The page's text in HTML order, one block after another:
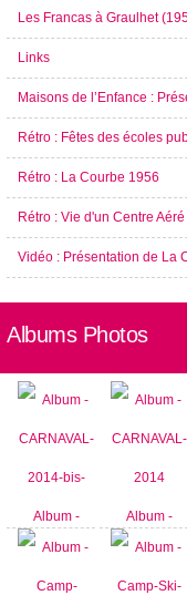
Les Francas à Graulhet
Links
Maisons de l’Enfance :
Rétro : Fêtes des écoles
Rétro : La Courbe 1956
Rétro : Vie d'un Centre
Vidéo : Présentation de La
Albums Photos
Album -
CARNAVAL-
2014-bis-
Album -
CARNAVAL-
2014